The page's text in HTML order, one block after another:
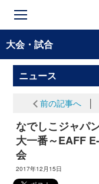
大会・試合
ニュース
前の記事へ
なでしこジャパ
大一番～EAFF
会
2017年12月15日